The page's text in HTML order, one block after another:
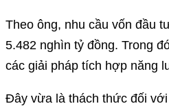
Theo ông, nhu cầu vốn đầu
5.482 nghìn tỷ đồng. Trong
các giải pháp tích hợp năng
Đây vừa là thách thức đối